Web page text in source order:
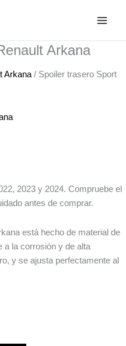
Arkana
Arkana / Spoiler trasero Sport
2023 y 2024. Compruebe el
antes de comprar.
está hecho de material de
a la corrosión y de alta
y se ajusta perfectamente al